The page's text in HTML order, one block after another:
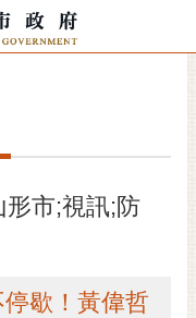
市;視訊;防
歇！黃偉哲